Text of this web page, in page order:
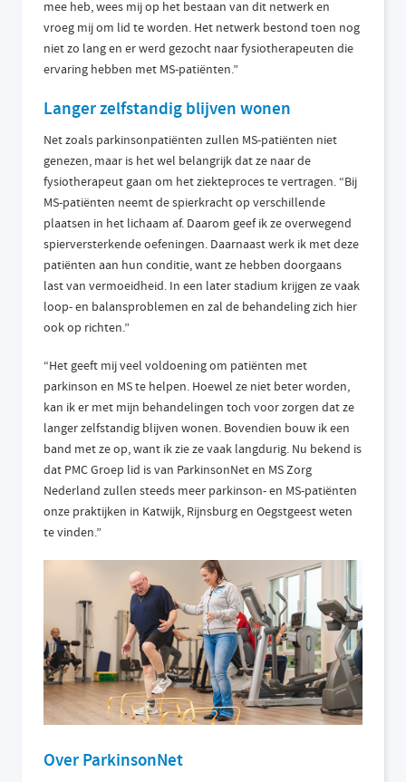
mee heb, wees mij op het bestaan van dit netwerk en
vroeg mij om lid te worden. Het netwerk bestond toen nog
niet zo lang en er werd gezocht naar fysiotherapeuten die
ervaring hebben met MS-patiënten.”
Langer zelfstandig blijven wonen
Net zoals parkinsonpatiënten zullen MS-patiënten niet
genezen, maar is het wel belangrijk dat ze naar de
fysiotherapeut gaan om het ziekteproces te vertragen. “Bij
MS-patiënten neemt de spierkracht op verschillende
plaatsen in het lichaam af. Daarom geef ik ze overwegend
spierversterkende oefeningen. Daarnaast werk ik met deze
patiënten aan hun conditie, want ze hebben doorgaans
last van vermoeidheid. In een later stadium krijgen ze vaak
loop- en balansproblemen en zal de behandeling zich hier
ook op richten.”
“Het geeft mij veel voldoening om patiënten met
parkinson en MS te helpen. Hoewel ze niet beter worden,
kan ik er met mijn behandelingen toch voor zorgen dat ze
langer zelfstandig blijven wonen. Bovendien bouw ik een
band met ze op, want ik zie ze vaak langdurig. Nu bekend is
dat PMC Groep lid is van ParkinsonNet en MS Zorg
Nederland zullen steeds meer parkinson- en MS-patiënten
onze praktijken in Katwijk, Rijnsburg en Oegstgeest weten
te vinden.”
Over ParkinsonNet